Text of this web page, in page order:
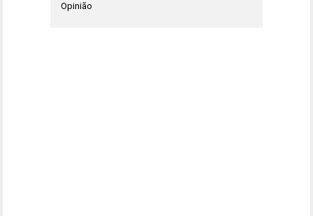
Opinião